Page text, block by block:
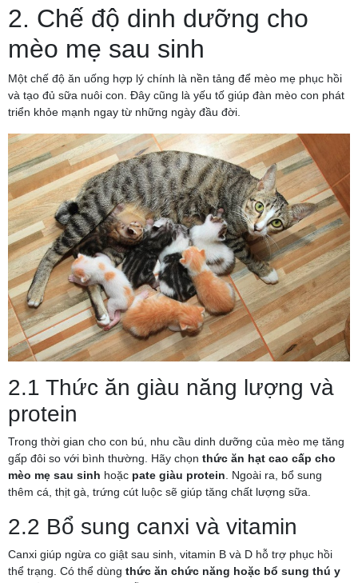
2. Chế độ dinh dưỡng cho
mèo mẹ sau sinh
Một chế độ ăn uống hợp lý chính là nền tảng để mèo mẹ phục hồi
và tạo đủ sữa nuôi con. Đây cũng là yếu tố giúp đàn mèo con phát
triển khỏe mạnh ngay từ những ngày đầu đời.
2.1 Thức ăn giàu năng lượng và
protein
Trong thời gian cho con bú, nhu cầu dinh dưỡng của mèo mẹ tăng
gấp đôi so với bình thường. Hãy chọn thức ăn hạt cao cấp cho
mèo mẹ sau sinh hoặc pate giàu protein . Ngoài ra, bổ sung
thêm cá, thịt gà, trứng cút luộc sẽ giúp tăng chất lượng sữa.
2.2 Bổ sung canxi và vitamin
Canxi giúp ngừa co giật sau sinh, vitamin B và D hỗ trợ phục hồi
thể trạng. Có thể dùng thức ăn chức năng hoặc bổ sung thú y